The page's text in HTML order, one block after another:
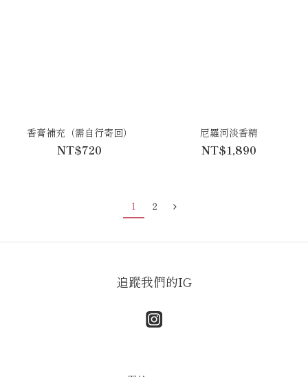
香膏補充（需自行寄回）
NT$720
尼羅河淡香精
NT$1,890
1 2
追蹤我們的IG